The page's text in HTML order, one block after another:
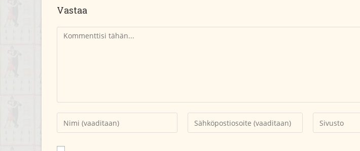
Vastaa
Kommentti
Kirjoita
nimesi
tai
Kirjoita
sähköpostiosoitteesi
Kirjoita
sivustosi